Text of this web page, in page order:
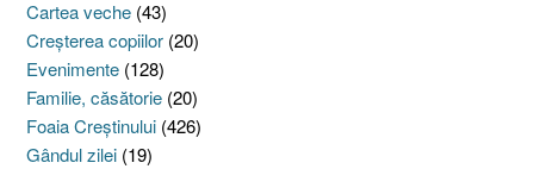
Cartea veche (43)
Creşterea copiilor (20)
Evenimente (128)
Familie, căsătorie (20)
Foaia Creştinului (426)
Gândul zilei (19)